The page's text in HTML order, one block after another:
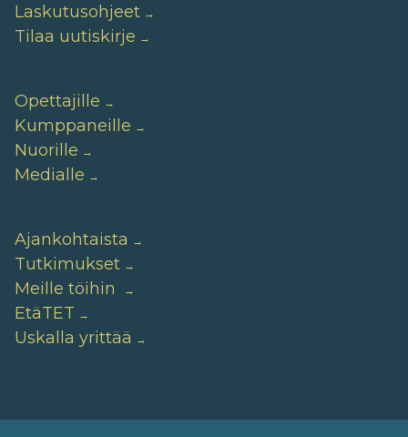
Laskutusohjeet
Tilaa uutiskirje
Opettajille
Kumppaneille
Nuorille
Medialle
Ajankohtaista
Tutkimukset
Meille töihin
EtäTET
Uskalla yrittää